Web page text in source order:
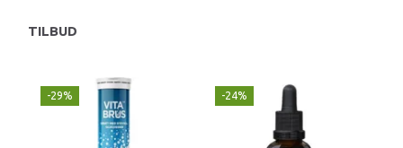
TILBUD
-29% -24%